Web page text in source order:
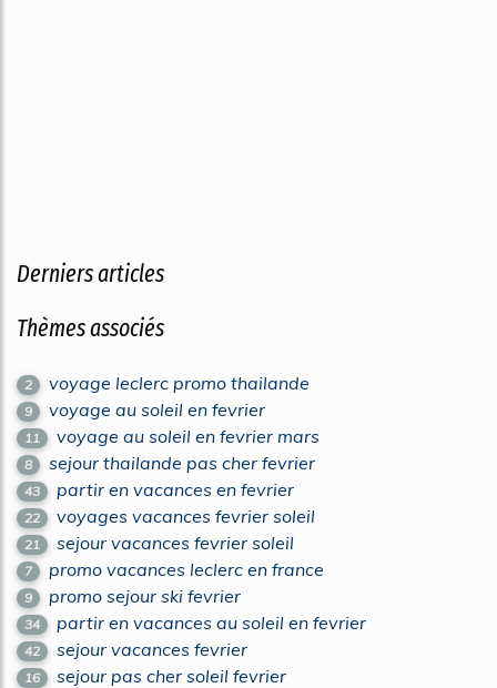
Derniers articles
Thèmes associés
2 voyage leclerc promo thailande
9 voyage au soleil en fevrier
11 voyage au soleil en fevrier mars
8 sejour thailande pas cher fevrier
43 partir en vacances en fevrier
22 voyages vacances fevrier soleil
21 sejour vacances fevrier soleil
7 promo vacances leclerc en france
9 promo sejour ski fevrier
34 partir en vacances au soleil en fevrier
42 sejour vacances fevrier
16 sejour pas cher soleil fevrier